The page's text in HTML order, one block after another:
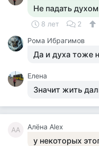
Не падать
8 лет 2
Рома Ибрагимов
Да и духа тоже
Елена
Значит жить
АA Алёна Alex
у некоторых